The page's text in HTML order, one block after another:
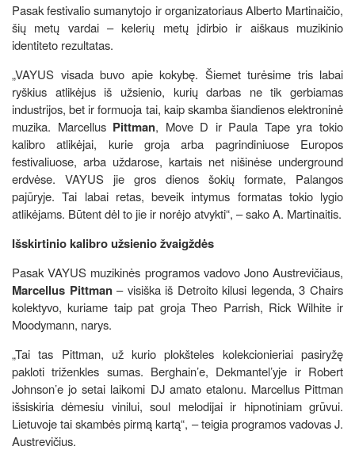
Pasak festivalio sumanytojo ir organizatoriaus Alberto Martinaičio,
šių metų vardai – kelerių metų įdirbio ir aiškaus muzikinio
identiteto rezultatas.
„VAYUS visada buvo apie kokybę. Šiemet turėsime tris labai
ryškius atlikėjus iš užsienio, kurių darbas ne tik gerbiamas
industrijos, bet ir formuoja tai, kaip skamba šiandienos elektroninė
muzika. Marcellus Pittman, Move D ir Paula Tape yra tokio
kalibro atlikėjai, kurie groja arba pagrindiniuose Europos
festivaliuose, arba uždarose, kartais net nišinėse underground
erdvėse. VAYUS jie gros dienos šokių formate, Palangos
pajūryje. Tai labai retas, beveik intymus formatas tokio lygio
atlikėjams. Būtent dėl to jie ir norėjo atvykti“, – sako A. Martinaitis.
Išskirtinio kalibro užsienio žvaigždės
Pasak VAYUS muzikinės programos vadovo Jono Austrevičiaus,
Marcellus Pittman– visiška iš Detroito kilusi legenda, 3 Chairs
kolektyvo, kuriame taip pat groja Theo Parrish, Rick Wilhite ir
Moodymann, narys.
„Tai tas Pittman, už kurio plokšteles kolekcionieriai pasiryžę
pakloti triženkles sumas. Berghain’e, Dekmantel’yje ir Robert
Johnson’e jo setai laikomi DJ amato etalonu. Marcellus Pittman
išsiskiria dėmesiu vinilui, soul melodijai ir hipnotiniam grūvui.
Lietuvoje tai skambės pirmą kartą“, – teigia programos vadovas J.
Austrevičius.